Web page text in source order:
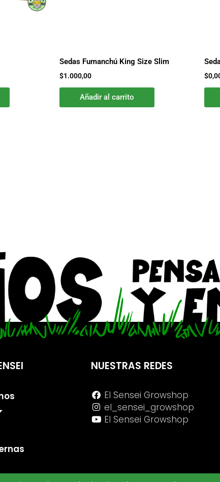
Sedas Fumanchú King Size Slim
$1.000,00
Añadir al carrito
$
NUESTRAS REDES
El Sensei Growshop
el_sensei_growshop
El Sensei Growshop